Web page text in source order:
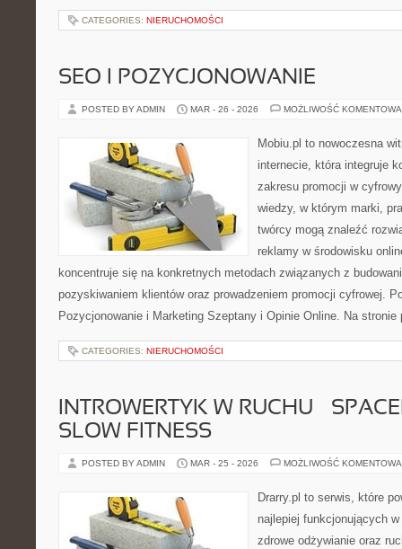
CATEGORIES: NIERUCHOMOŚCI
SEO I POZYCJONOWANIE
POSTED BY ADMIN MAR - 26 - 2026 MOŻLIWOŚĆ
Mobiu.pl to nowoczesna
internecie, która integruje
zakresu promocji w
wiedzy, w którym marki,
twórcy mogą znaleźć
reklamy w środowisku
koncentruje się na konkretnych metodach związanych z
pozyskiwaniem klientów oraz prowadzeniem promocji cyfrowej.
Pozycjonowanie i Marketing Szeptany i Opinie Online. Na
CATEGORIES: NIERUCHOMOŚCI
INTROWERTYK W RUCHU –
SLOW FITNESS
POSTED BY ADMIN MAR - 25 - 2026 MOŻLIWOŚĆ
Drarry.pl to serwis, które
najlepiej funkcjonujących
zdrowe odżywianie oraz